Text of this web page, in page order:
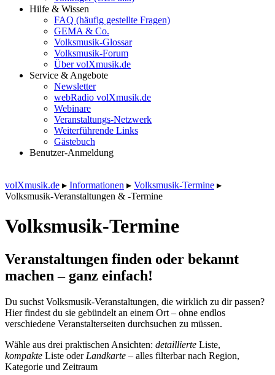
Hilfe & Wissen
FAQ (häufig gestellte Fragen)
GEMA & Co.
Volksmusik-Glossar
Volksmusik-Forum
Über volXmusik.de
Service & Angebote
Newsletter
webRadio volXmusik.de
Webinare
Veranstaltungs-Netzwerk
Weiterführende Links
Gästebuch
Benutzer-Anmeldung
volXmusik.de ▸ Informationen ▸ Volksmusik-Termine ▸
Volksmusik-Veranstaltungen & -Termine
Volksmusik-Termine
Veranstaltungen finden oder bekannt
machen – ganz einfach!
Du suchst Volksmusik-Veranstaltungen, die wirklich zu dir passen?
Hier findest du sie gebündelt an einem Ort – ohne endlos
verschiedene Veranstalterseiten durchsuchen zu müssen.
Wähle aus drei praktischen Ansichten: detaillierte Liste,
kompakte Liste oder Landkarte – alles filterbar nach Region,
Kategorie und Zeitraum